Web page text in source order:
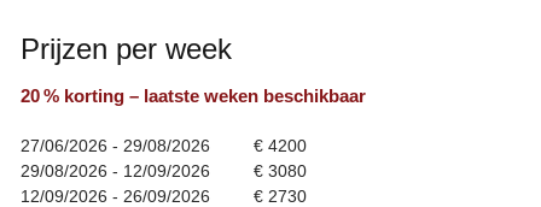
Prijzen per week
20 % korting – laatste weken beschikbaar
27/06/2026 - 29/08/2026
€ 4200
29/08/2026 - 12/09/2026
€ 3080
12/09/2026 - 26/09/2026
€ 2730